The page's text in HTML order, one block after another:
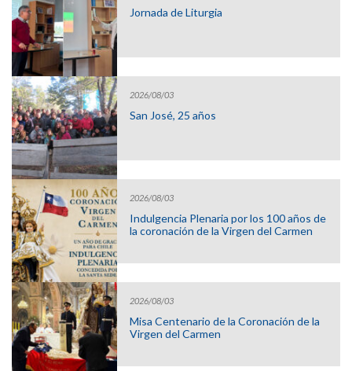
Jornada de Liturgia
2026/08/03
San José, 25 años
2026/08/03
Indulgencia Plenaria por los 100 años de
la coronación de la Virgen del Carmen
2026/08/03
Misa Centenario de la Coronación de la
Virgen del Carmen